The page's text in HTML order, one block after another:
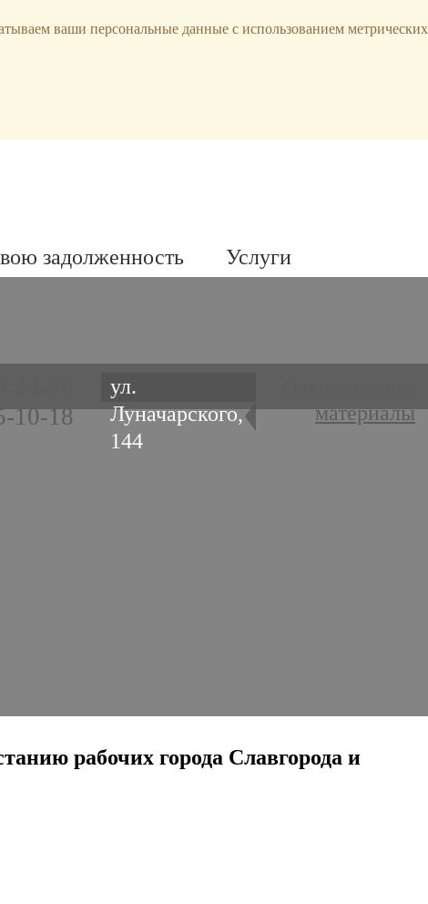
задолженность Услуги
материалы
ул.
Луначарского,
144
10-18
рабочих города Славгорода и
ваши персональные данные с использованием метрических